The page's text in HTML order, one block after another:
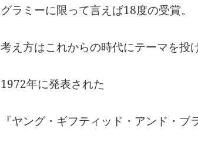
グラミーに限って言えば18度の受賞。
考え方はこれからの時代にテーマを投
1972年に発表された
『ヤング・ギフティッド・アンド・ブ